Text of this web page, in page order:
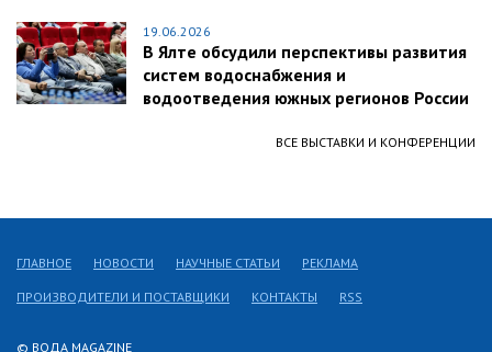
19.06.2026
В Ялте обсудили перспективы развития
систем водоснабжения и
водоотведения южных регионов России
ВСЕ ВЫСТАВКИ И КОНФЕРЕНЦИИ
© ВОДА MAGAZINE
ГЛАВНОЕ НОВОСТИ НАУЧНЫЕ СТАТЬИ РЕКЛАМА
ПРОИЗВОДИТЕЛИ И ПОСТАВЩИКИ КОНТАКТЫ RSS